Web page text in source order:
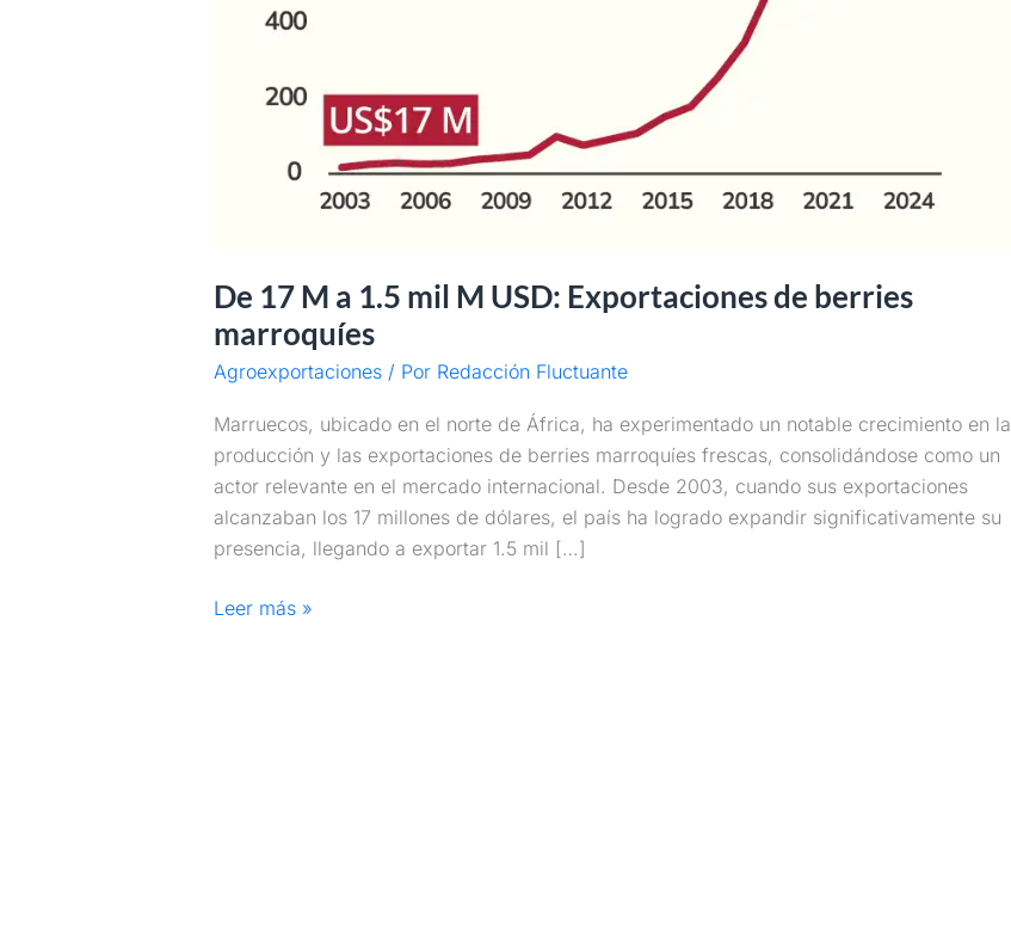
De 17 M a 1.5 mil M USD: Exportaciones de berries
marroquíes
Agroexportaciones/ Por Redacción Fluctuante
Marruecos, ubicado en el norte de África, ha experimentado un notable crecimiento en la
producción y las exportaciones de berries marroquíes frescas, consolidándose como un
actor relevante en el mercado internacional. Desde 2003, cuando sus exportaciones
alcanzaban los 17 millones de dólares, el país ha logrado expandir significativamente su
presencia, llegando a exportar 1.5 mil […]
Leer más »